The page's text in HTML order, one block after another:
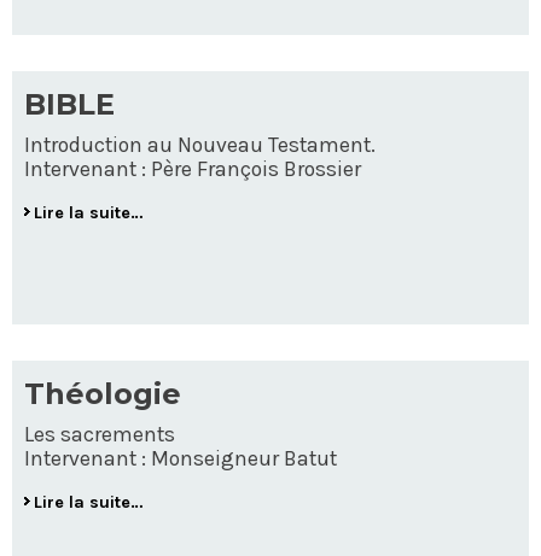
BIBLE
Introduction au Nouveau Testament.
Intervenant : Père François Brossier
Lire la suite…
Théologie
Les sacrements
Intervenant : Monseigneur Batut
Lire la suite…